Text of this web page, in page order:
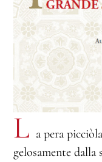
L a pera
gelosamente dalla